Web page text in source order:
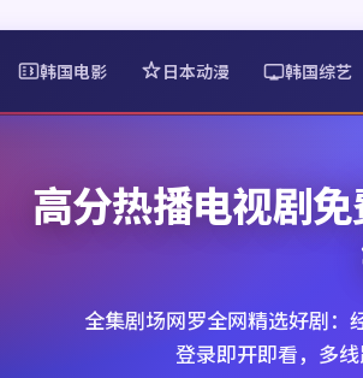
韩国电影 日本动漫 韩国综艺
高分热播电视剧
全集剧场网罗全网精选好剧：
登录即开即看，多